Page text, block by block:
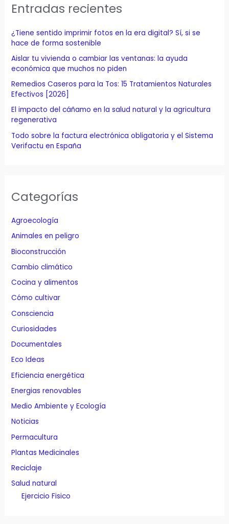
r
p
o
r
:
Entradas recientes
¿Tiene sentido imprimir fotos en la era digital? Sí, si se
hace de forma sostenible
Aislar tu vivienda o cambiar las ventanas: la ayuda
económica que muchos no piden
Remedios Caseros para la Tos: 15 Tratamientos Naturales
Efectivos [2026]
El impacto del cáñamo en la salud natural y la agricultura
regenerativa
Todo sobre la factura electrónica obligatoria y el Sistema
Verifactu en España
Categorías
Agroecología
Animales en peligro
Bioconstrucción
Cambio climático
Cocina y alimentos
Cómo cultivar
Consciencia
Curiosidades
Documentales
Eco Ideas
Eficiencia energética
Energias renovables
Medio Ambiente y Ecología
Noticias
Permacultura
Plantas Medicinales
Reciclaje
Salud natural
Ejercicio Fisico